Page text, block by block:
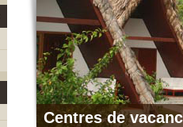
Centres de